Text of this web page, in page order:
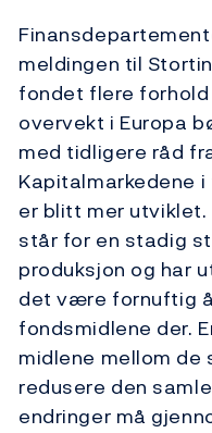
meldingen til
fondet flere
overvekt i Europa
med tidligere råd
Kapitalmarkedene
er blitt mer
står for en stadig
produksjon og har
det være fornuftig
fondsmidlene der.
midlene mellom de
redusere den
endringer må